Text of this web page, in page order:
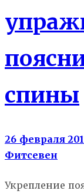
спины
26 февраля
Фитсевен
Укрепление